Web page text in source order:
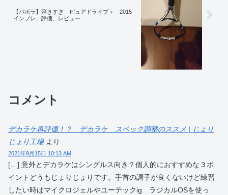
【バボラ】弾きすぎ ピュアドライブ＋ 2015
インプレ、評価、レビュー
コメント
デカラケ再評価！？ デカラケ スペック調整のススメ | じょり
じょり工場 より:
2021年9月15日 10:13 AM
[…] 意外とデカラケはシングルス向き？個人的におすすめな３ポ
イントどうもじょりじょりです。手首の調子が良くないけど練習
したい時はマイクロジェルやユーテックig ラジカルOSを使っ